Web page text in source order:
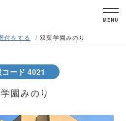
MENU
付をする 双葉学園みのり
ード 4021
園みのり